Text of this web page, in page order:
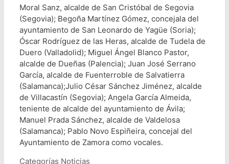
Moral Sanz, alcalde de San Cristóbal de Segovia
(Segovia); Begoña Martínez Gómez, concejala del
ayuntamiento de San Leonardo de Yagüe (Soria);
Óscar Rodríguez de las Heras, alcalde de Tudela de
Duero (Valladolid); Miguel Ángel Blanco Pastor,
alcalde de Dueñas (Palencia); Juan José Serrano
García, alcalde de Fuenterroble de Salvatierra
(Salamanca);Julio César Sánchez Jiménez, alcalde
de Villacastín (Segovia); Angela García Almeida,
teniente de alcalde del ayuntamiento de Ávila;
Manuel Prada Sánchez, alcalde de Valdelosa
(Salamanca); Pablo Novo Espiñeira, concejal del
Ayuntamiento de Zamora como vocales.
Categorías Noticias